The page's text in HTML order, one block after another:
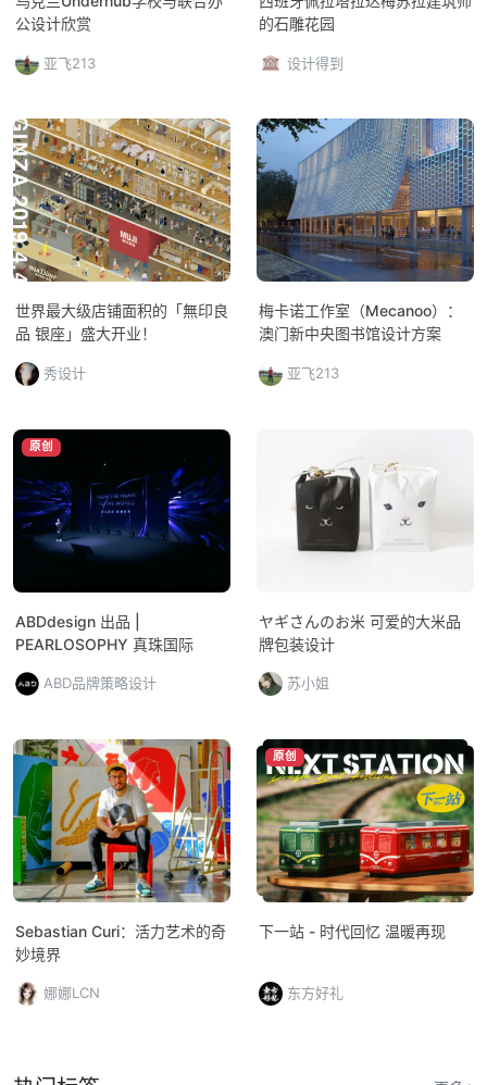
公设计欣赏
亚飞213
的石雕花园
设计得到
世界最大级店铺面积的「無印良
品 银座」盛大开业！
秀设计
梅卡诺工作室（Mecanoo）：
澳门新中央图书馆设计方案
亚飞213
原创
ABDdesign 出品 |
PEARLOSOPHY 真珠国际
ABD品牌策略设计
ヤギさんのお米 可爱的大米品
牌包装设计
苏小姐
Sebastian Curi：活力艺术的奇
妙境界
娜娜LCN
原创
下一站 - 时代回忆 温暖再现
东方好礼